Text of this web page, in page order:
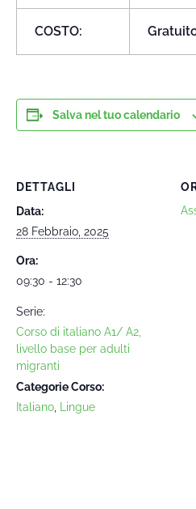
COSTO:
Salva nel tuo calendario
DETTAGLI
Data:
28 Febbraio, 2025
Ora:
09:30 - 12:30
Serie:
Corso di italiano A1/ A2,
livello base per adulti
migranti
Categorie Corso:
Italiano
Lingue